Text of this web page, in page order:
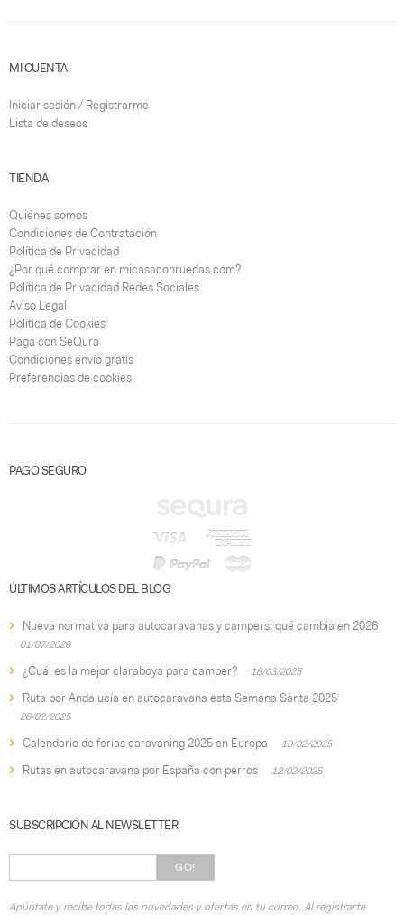
MI CUENTA
Iniciar sesión / Registrarme
Lista de deseos
TIENDA
Quiénes somos
Condiciones de Contratación
Política de Privacidad
¿Por qué comprar en micasaconruedas.com?
Política de Privacidad Redes Sociales
Aviso Legal
Política de Cookies
Paga con SeQura
Condiciones envío gratis
Preferencias de cookies
PAGO SEGURO
ÚLTIMOS ARTÍCULOS DEL BLOG
Nueva normativa para autocaravanas y campers: qué cambia en 2026
01/07/2026
¿Cuál es la mejor claraboya para camper? 18/03/2025
Ruta por Andalucía en autocaravana esta Semana Santa 2025
26/02/2025
Calendario de ferias caravaning 2025 en Europa 19/02/2025
Rutas en autocaravana por España con perros 12/02/2025
SUBSCRIPCIÓN AL NEWSLETTER
GO!
Apúntate y recibe todas las novedades y ofertas en tu correo. Al registrarte